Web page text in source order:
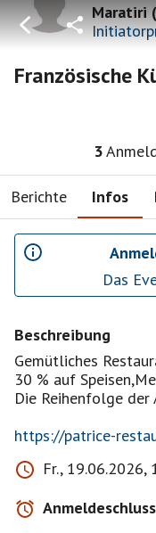
Maratiri(
Französische
3
Berichte Infos
Das
Beschreibung
Gemütliches
30 % auf
Die Reihenfolge
https://patrice-
Fr., 19.06.2026,